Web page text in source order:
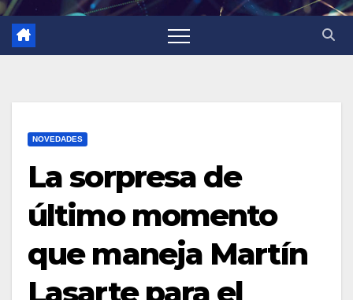
NOVEDADES
La sorpresa de
último momento
que maneja Martín